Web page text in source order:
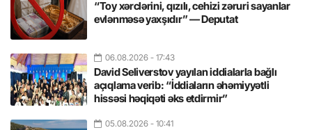
“Toy xərclərini, qızılı, cehizi zəruri sayanlar
evlənməsə yaxşıdır” — Deputat
06.08.2026 - 17:43
David Seliverstov yayılan iddialarla bağlı
açıqlama verib: “İddiaların əhəmiyyətli
hissəsi həqiqəti əks etdirmir”
05.08.2026 - 10:41